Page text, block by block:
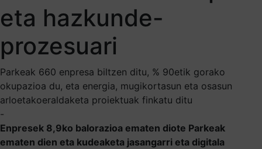
eta hazkunde-
prozesuari
Parkeak 660 enpresa biltzen ditu, % 90etik gorako
okupazioa du, eta energia, mugikortasun eta osasun
arloetakoeraldaketa proiektuak finkatu ditu
-
Enpresek 8,9ko balorazioa ematen diote Parkeak
ematen dien eta kudeaketa jasangarri eta digitala